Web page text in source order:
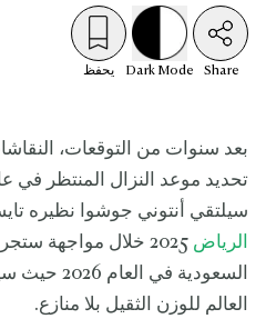
Share
Dark Mode يحفظ
بعد سنوات من التوقعات،
تحديد موعد النزال المنتظر في
سيلتقي أنتوني جوشوا نظيره
الرياض
2025 خلال مواجهة
السعودية
العالم للوزن الثقيل بلا منازع.